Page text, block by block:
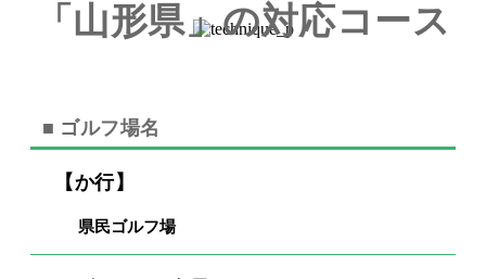
「山形県」の対応コース
■ ゴルフ場名
【か行】
県民ゴルフ場